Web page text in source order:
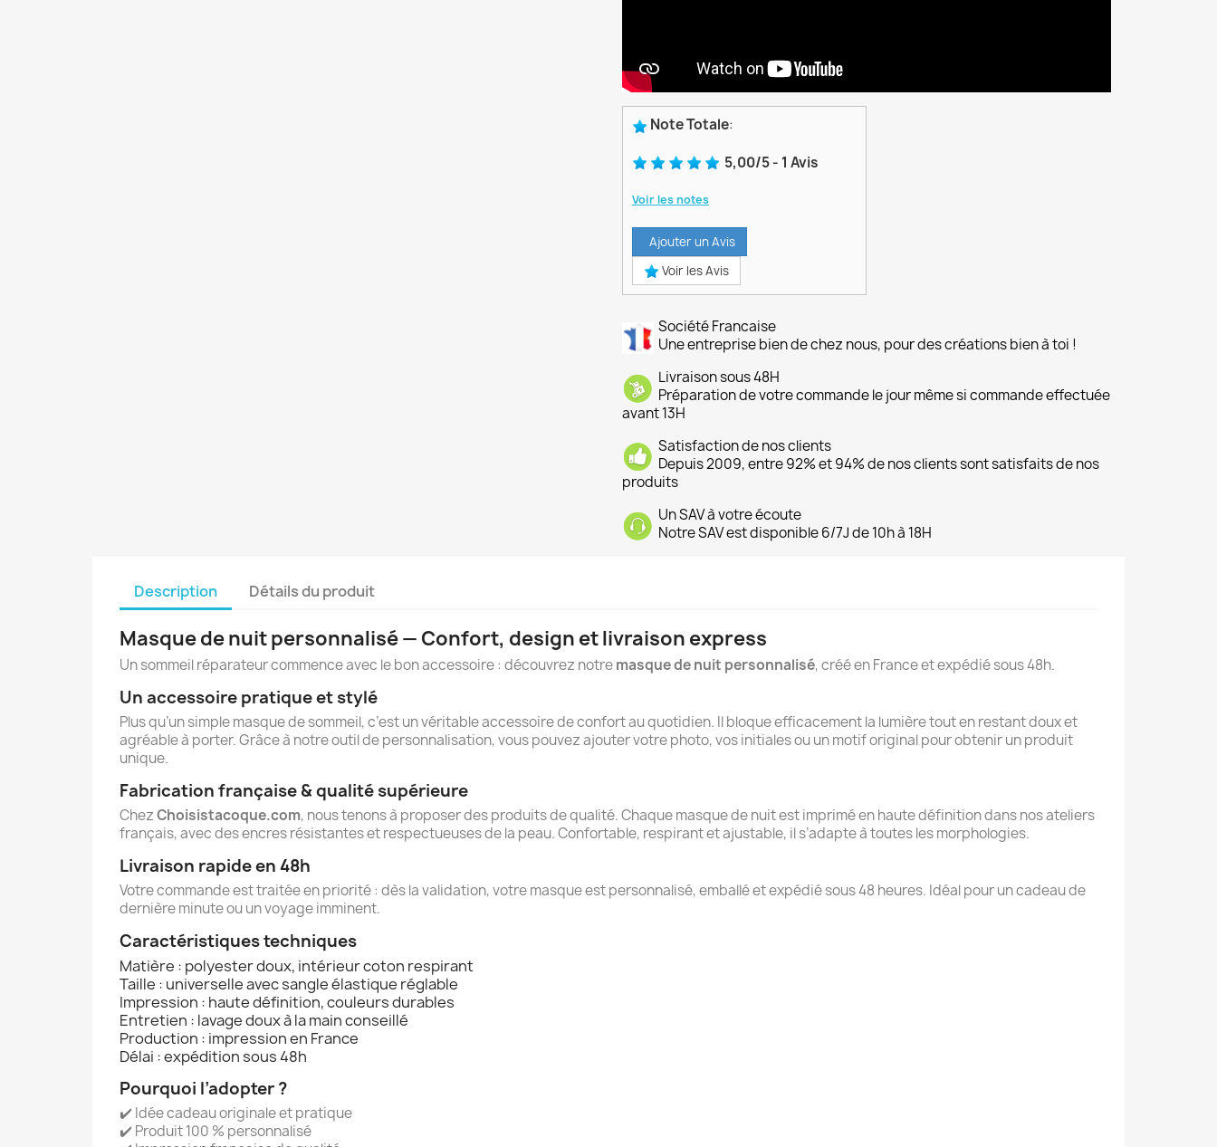
Note Totale:
5,00/5- 1 Avis
Voir les notes
Ajouter un Avis
Voir les Avis
Société Francaise
Une entreprise bien de chez nous, pour des créations bien à toi !
Livraison sous 48H
Préparation de votre commande le jour même si commande effectuée
avant 13H
Satisfaction de nos clients
Depuis 2009, entre 92% et 94% de nos clients sont satisfaits de nos
produits
Un SAV à votre écoute
Notre SAV est disponible 6/7J de 10h à 18H
Description Détails du produit
Masque de nuit personnalisé — Confort, design et livraison express
Un sommeil réparateur commence avec le bon accessoire : découvrez notremasque de nuit personnalisé, créé en France et expédié sous 48h.
Un accessoire pratique et stylé
Plus qu’un simple masque de sommeil, c’est un véritable accessoire de confort au quotidien. Il bloque efficacement la lumière tout en restant doux et
agréable à porter. Grâce à notre outil de personnalisation, vous pouvez ajouter votre photo, vos initiales ou un motif original pour obtenir un produit
unique.
Fabrication française & qualité supérieure
ChezChoisistacoque.com, nous tenons à proposer des produits de qualité. Chaque masque de nuit est imprimé en haute définition dans nos ateliers
français, avec des encres résistantes et respectueuses de la peau. Confortable, respirant et ajustable, il s’adapte à toutes les morphologies.
Livraison rapide en 48h
Votre commande est traitée en priorité : dès la validation, votre masque est personnalisé, emballé et expédié sous 48 heures. Idéal pour un cadeau de
dernière minute ou un voyage imminent.
Caractéristiques techniques
Matière : polyester doux, intérieur coton respirant
Taille : universelle avec sangle élastique réglable
Impression : haute définition, couleurs durables
Entretien : lavage doux à la main conseillé
Production : impression en France
Délai : expédition sous 48h
Pourquoi l’adopter ?
✔️ Idée cadeau originale et pratique
✔️ Produit 100 % personnalisé